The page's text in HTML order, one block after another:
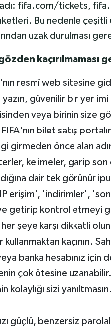
fifa.com/tickets,
Bu nedenle çeşitli
uzak durulması
kaçırılmaması
resmî web sitesine
güvenilir bir yer imi
veya birinin size
bilet satış
girmeden önce alan
kelimeler, garip
dair tek görünür
erişim', 'indirimler',
getirip kontrol etmeyi
şeye karşı dikkatli
kullanmaktan kaçının.
banka hesabınız için
çok ötesine uzanabilir.
kolaylığı sizi
güçlü, benzersiz